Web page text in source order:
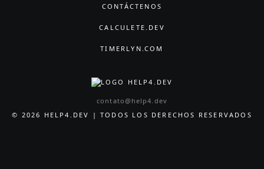
CONTÁCTENOS
CALCULETE.DEV
TIMERLYN.COM
contato@help4.dev
© 2026 HELP4.DEV | TODOS LOS DERECHOS RESERVADOS